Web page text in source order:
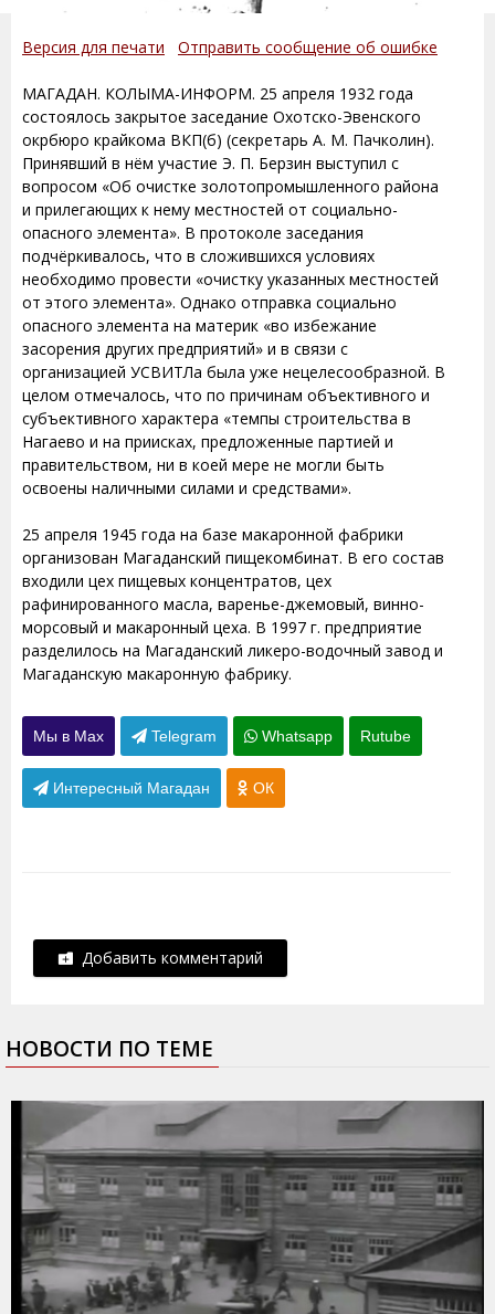
Версия для печати Отправить сообщение об ошибке
МАГАДАН. КОЛЫМА-ИНФОРМ. 25 апреля 1932 года
состоялось закрытое заседание Охотско-Эвенского
окрбюро крайкома ВКП(б) (секретарь А. М. Пачколин).
Принявший в нём участие Э. П. Берзин выступил с
вопросом «Об очистке золотопромышленного района
и прилегающих к нему местностей от социально-
опасного элемента». В протоколе заседания
подчёркивалось, что в сложившихся условиях
необходимо провести «очистку указанных местностей
от этого элемента». Однако отправка социально
опасного элемента на материк «во избежание
засорения других предприятий» и в связи с
организацией УСВИТЛа была уже нецелесообразной. В
целом отмечалось, что по причинам объективного и
субъективного характера «темпы строительства в
Нагаево и на приисках, предложенные партией и
правительством, ни в коей мере не могли быть
освоены наличными силами и средствами».
25 апреля 1945 года на базе макаронной фабрики
организован Магаданский пищекомбинат. В его состав
входили цех пищевых концентратов, цех
рафинированного масла, варенье-джемовый, винно-
морсовый и макаронный цеха. В 1997 г. предприятие
разделилось на Магаданский ликеро-водочный завод и
Магаданскую макаронную фабрику.
Мы в Max Telegram Whatsapp Rutube
Интересный Магадан ОК
Добавить комментарий
НОВОСТИ ПО ТЕМЕ